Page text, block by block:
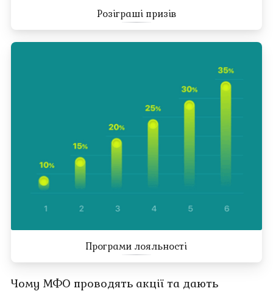
Розіграші призів
Програми лояльності
Чому МФО проводять акції та дають